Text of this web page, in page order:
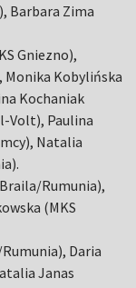
Barbara Zima
Gniezno),
Monika Kobylińska
Kochaniak
Volt), Paulina
Natalia
Rumunia),
(MKS
Daria
Janas